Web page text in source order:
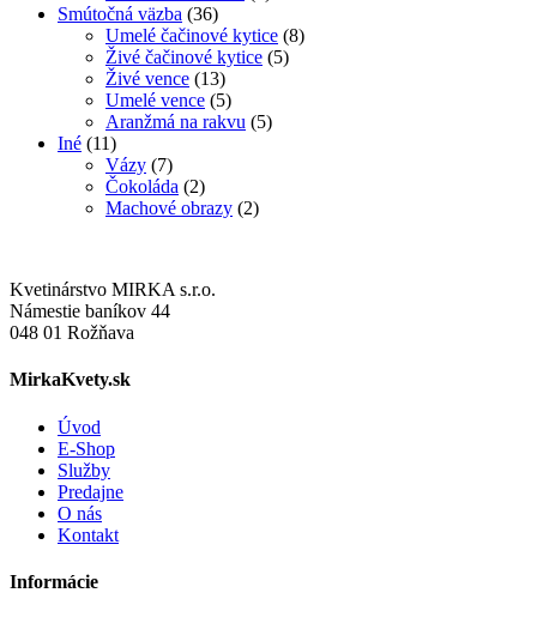
Smútočná väzba (36)
Umelé čačinové kytice (8)
Živé čačinové kytice (5)
Živé vence (13)
Umelé vence (5)
Aranžmá na rakvu (5)
Iné (11)
Vázy (7)
Čokoláda (2)
Machové obrazy (2)
Kvetinárstvo MIRKA s.r.o.
Námestie baníkov 44
048 01 Rožňava
MirkaKvety.sk
Úvod
E-Shop
Služby
Predajne
O nás
Kontakt
Informácie